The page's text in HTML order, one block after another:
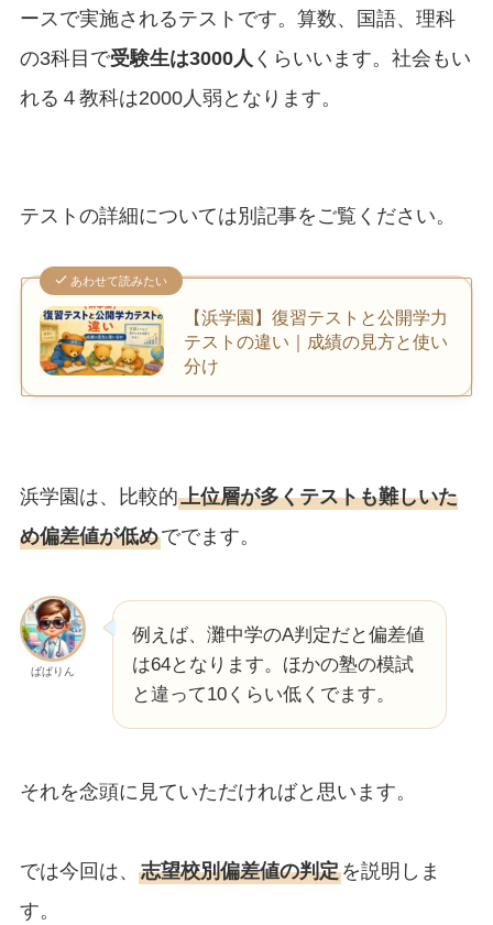
ースで実施されるテストです。算数、国語、理科
の3科目で受験生は3000人 くらいいます。社会もい
れる４教科は2000人弱となります。
テストの詳細については別記事をご覧ください。
あわせて読みたい
【浜学園】復習テストと公開学力
テストの違い｜成績の見方と使い
分け
浜学園は、比較的上位層が多くテストも難しいた
め偏差値が低めででます。
ぱぱりん
例えば、灘中学のA判定だと偏差値
は64となります。ほかの塾の模試
と違って10くらい低くでます。
それを念頭に見ていただければと思います。
では今回は、 志望校別偏差値の判定を説明しま
す。